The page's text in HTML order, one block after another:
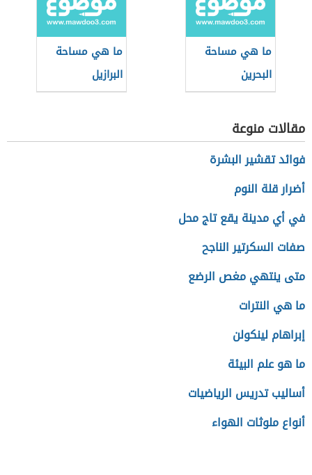
ما هي مساحة
البحرين
ما هي مساحة
البرازيل
مقالات منوعة
فوائد تقشير البشرة
أضرار قلة النوم
في أي مدينة يقع تاج محل
صفات السكرتير الناجح
متى ينتهي مغص الرضع
ما هي النترات
إبراهام لينكولن
ما هو علم البيئة
أساليب تدريس الرياضيات
أنواع ملوثات الهواء